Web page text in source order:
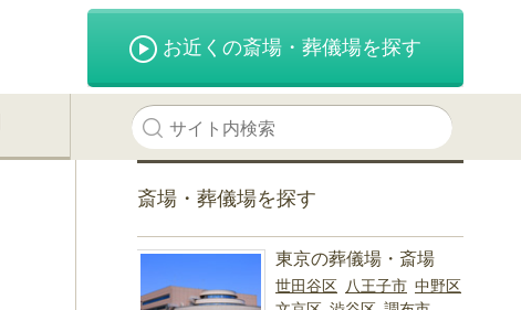
お近くの斎場・葬儀場を探す
斎場・葬儀場を探す
東京の葬儀場・斎場
世田谷区 八王子市 中野区